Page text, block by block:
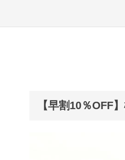
【早割10％OFF